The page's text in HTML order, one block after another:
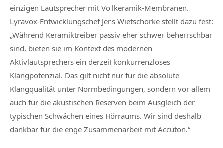
einzigen Lautsprecher mit Vollkeramik-Membranen.
Lyravox-Entwicklungschef Jens Wietschorke stellt dazu fest:
„Während Keramiktreiber passiv eher schwer beherrschbar
sind, bieten sie im Kontext des modernen
Aktivlautsprechers ein derzeit konkurrenzloses
Klangpotenzial. Das gilt nicht nur für die absolute
Klangqualität unter Normbedingungen, sondern vor allem
auch für die akustischen Reserven beim Ausgleich der
typischen Schwächen eines Hörraums. Wir sind deshalb
dankbar für die enge Zusammenarbeit mit Accuton.“